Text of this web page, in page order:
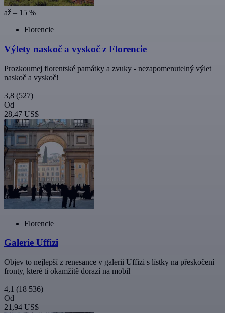
až – 15 %
Florencie
Výlety naskoč a vyskoč z Florencie
Prozkoumej florentské památky a zvuky - nezapomenutelný výlet
naskoč a vyskoč!
3,8 (527)
Od
28,47 US$
Florencie
Galerie Uffizi
Objev to nejlepší z renesance v galerii Uffizi s lístky na přeskočení
fronty, které ti okamžitě dorazí na mobil
4,1 (18 536)
Od
21,94 US$